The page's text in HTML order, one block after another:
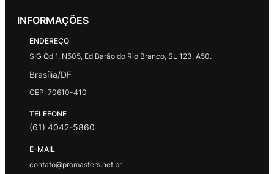
INFORMAÇÕES
ENDEREÇO
SIG Qd 1, N505, Ed Barão do Rio Branco, SL 123, A50.
Brasília/DF
CEP: 70610-410
TELEFONE
(61) 4042-5860
E-MAIL
contato@promasters.net.br